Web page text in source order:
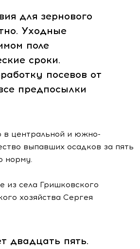
для зернового
Уходные
поле
сроки.
посевов от
предпосылки
в центральной и южно-
выпавших осадков за пять
норму.
из села Гришковского
хозяйства Сергея
двадцать пять.